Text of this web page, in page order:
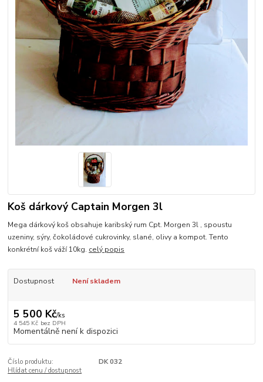
Koš dárkový Captain Morgen 3l
Mega dárkový koš obsahuje karibský rum Cpt. Morgen 3l , spoustu
uzeniny, sýry, čokoládové cukrovinky, slané, olivy a kompot. Tento
konkrétní koš váží 10kg. celý popis
Dostupnost Není skladem
5 500 Kč/ks
4 545 Kč bez DPH
Momentálně není k dispozici
Číslo produktu:
DK 032
Hlídat cenu / dostupnost